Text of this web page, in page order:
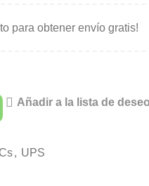
para obtener envío gratis!
Añadir a la lista de
, UPS